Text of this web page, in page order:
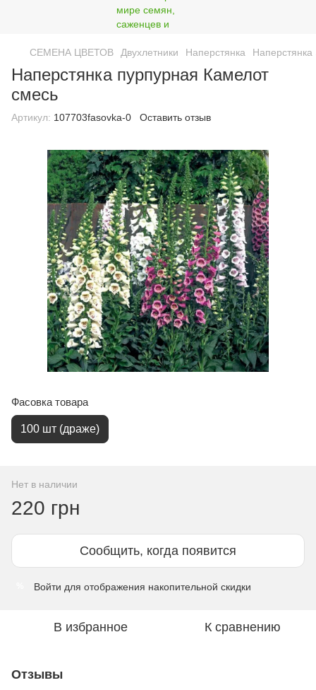
СЕМЕНА ЦВЕТОВ Двухлетники Наперстянка
Наперстянка пурпурная Камелот
смесь
Артикул: 107703fasovka-0 Оставить отзыв
Фасовка товара
100 шт (драже)
Нет в наличии
220 грн
Сообщить, когда появится
Войти для отображения накопительной скидки
В избранное К сравнению
Отзывы